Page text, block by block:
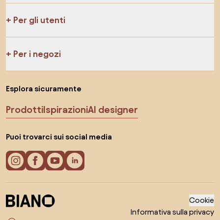
Per gli utenti
Per i negozi
Esplora sicuramente
ProdottiIspirazioniAI designer
Puoi trovarci sui social media
Cookie
Informativa sulla privacy